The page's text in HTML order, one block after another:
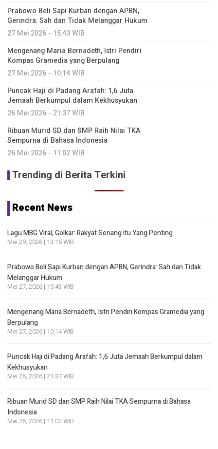
Prabowo Beli Sapi Kurban dengan APBN,
Gerindra: Sah dan Tidak Melanggar Hukum
27 Mei 2026 - 15:43 WIB
Mengenang Maria Bernadeth, Istri Pendiri
Kompas Gramedia yang Berpulang
27 Mei 2026 - 10:14 WIB
Puncak Haji di Padang Arafah: 1,6 Juta
Jemaah Berkumpul dalam Kekhusyukan
26 Mei 2026 - 21:37 WIB
Ribuan Murid SD dan SMP Raih Nilai TKA
Sempurna di Bahasa Indonesia
26 Mei 2026 - 11:02 WIB
Trending di Berita Terkini
Recent News
Lagu MBG Viral, Golkar: Rakyat Senang itu Yang Penting
Mei 29, 2026 | 13:15 WIB
Prabowo Beli Sapi Kurban dengan APBN, Gerindra: Sah dan Tidak
Melanggar Hukum
Mei 27, 2026 | 15:43 WIB
Mengenang Maria Bernadeth, Istri Pendiri Kompas Gramedia yang
Berpulang
Mei 27, 2026 | 10:14 WIB
Puncak Haji di Padang Arafah: 1,6 Juta Jemaah Berkumpul dalam
Kekhusyukan
Mei 26, 2026 | 21:37 WIB
Ribuan Murid SD dan SMP Raih Nilai TKA Sempurna di Bahasa
Indonesia
Mei 26, 2026 | 11:02 WIB